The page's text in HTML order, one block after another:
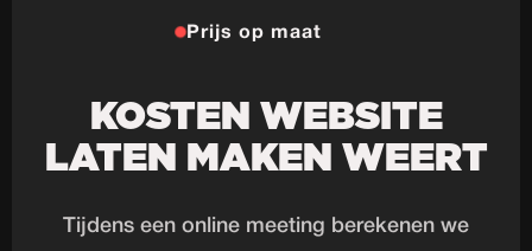
Prijs op maat
KOSTEN WEBSITE
LATEN MAKEN WEERT
Tijdens een online meeting berekenen we